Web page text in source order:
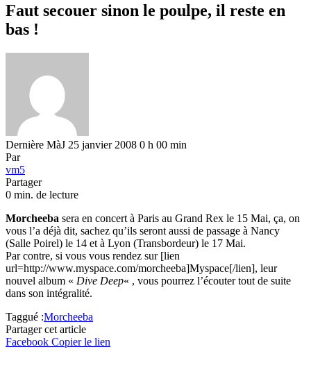
Faut secouer sinon le poulpe, il reste en
bas !
Dernière MàJ 25 janvier 2008 0 h 00 min
Par
vm5
Partager
0 min. de lecture
Morcheeba sera en concert à Paris au Grand Rex le 15 Mai, ça, on
vous l’a déjà dit, sachez qu’ils seront aussi de passage à Nancy
(Salle Poirel) le 14 et à Lyon (Transbordeur) le 17 Mai.
Par contre, si vous vous rendez sur [lien
url=http://www.myspace.com/morcheeba]Myspace[/lien], leur
nouvel album « Dive Deep« , vous pourrez l’écouter tout de suite
dans son intégralité.
Taggué :Morcheeba
Partager cet article
Facebook Copier le lien